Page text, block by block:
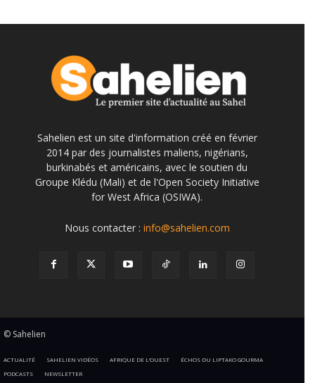
Sahelien est un site d'information créé en février
2014 par des journalistes maliens, nigérians,
burkinabés et américains, avec le soutien du
Groupe Klédu (Mali) et de l'Open Society Initiative
for West Africa (OSIWA).
Nous contacter : info@sahelien.com
© Sahelien
ACTUALITÉ SAHELIEN VIDÉOS AFRIQUE DE L’OUEST
ÉCHOS DU LIPTAKO GOURMA
PODCASTS
NEWSLETTER